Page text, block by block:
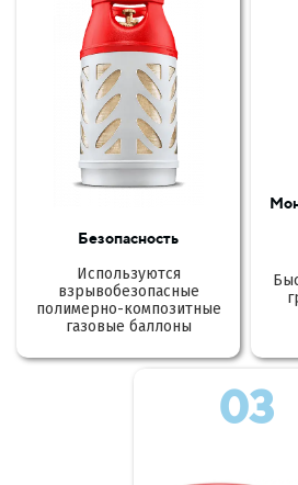
Безопасность
Используются
взрывобезопасные
полимерно-композитные
газовые баллоны
03